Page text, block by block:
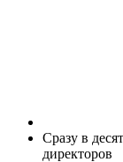
Сразу в
директоров